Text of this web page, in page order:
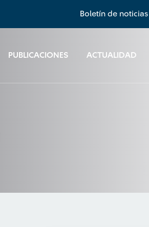
Boletín de noticias
PUBLICACIONES ACTUALIDAD